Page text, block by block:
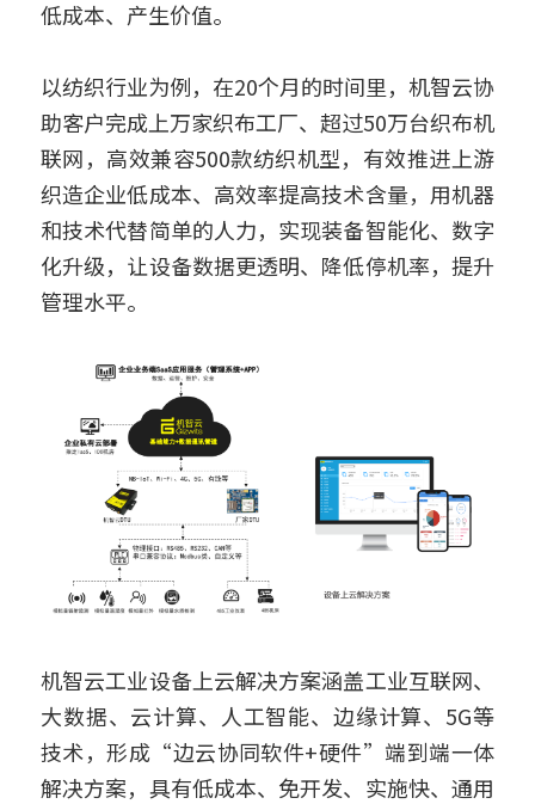
低成本、产生价值。
以纺织行业为例，在20个月的时间里，机智云协
助客户完成上万家织布工厂、超过50万台织布机
联网，高效兼容500款纺织机型，有效推进上游
织造企业低成本、高效率提高技术含量，用机器
和技术代替简单的人力，实现装备智能化、数字
化升级，让设备数据更透明、降低停机率，提升
管理水平。
机智云工业设备上云解决方案涵盖工业互联网、
大数据、云计算、人工智能、边缘计算、5G等
技术，形成“边云协同软件+硬件”端到端一体
解决方案，具有低成本、免开发、实施快、通用